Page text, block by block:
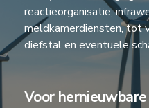
reactieorganisatie,
meldkamerdiensten, tot
diefstal en eventuele
Voor